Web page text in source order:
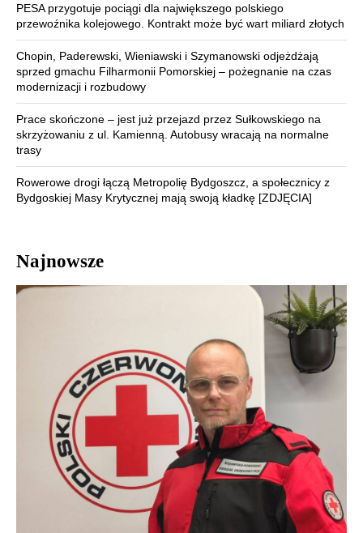
PESA przygotuje pociągi dla największego polskiego
przewoźnika kolejowego. Kontrakt może być wart miliard złotych
Chopin, Paderewski, Wieniawski i Szymanowski odjeżdżają
sprzed gmachu Filharmonii Pomorskiej – pożegnanie na czas
modernizacji i rozbudowy
Prace skończone – jest już przejazd przez Sułkowskiego na
skrzyżowaniu z ul. Kamienną. Autobusy wracają na normalne
trasy
Rowerowe drogi łączą Metropolię Bydgoszcz, a społecznicy z
Bydgoskiej Masy Krytycznej mają swoją kładkę [ZDJĘCIA]
Najnowsze